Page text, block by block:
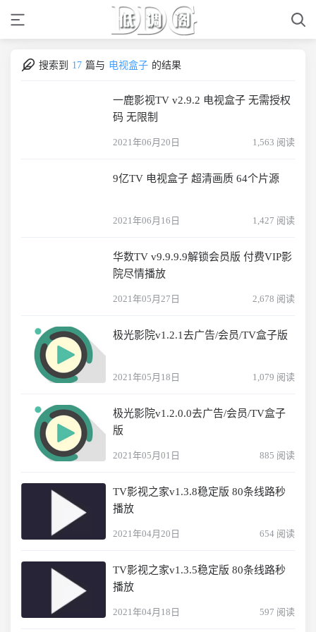
搜索到 17 篇与 电视盒子 的结果
一鹿影视TV v2.9.2 电视盒子 无需授权
码 无限制
2021年06月20日 1,563 阅读
9亿TV 电视盒子 超清画质 64个片源
2021年06月16日 1,427 阅读
华数TV v9.9.9.9解锁会员版 付费VIP影
院尽情播放
2021年05月27日 2,678 阅读
极光影院v1.2.1去广告/会员/TV盒子版
2021年05月18日 1,079 阅读
极光影院v1.2.0.0去广告/会员/TV盒子
版
2021年05月01日 885 阅读
TV影视之家v1.3.8稳定版 80条线路秒
播放
2021年04月20日 654 阅读
TV影视之家v1.3.5稳定版 80条线路秒
播放
2021年04月18日 597 阅读